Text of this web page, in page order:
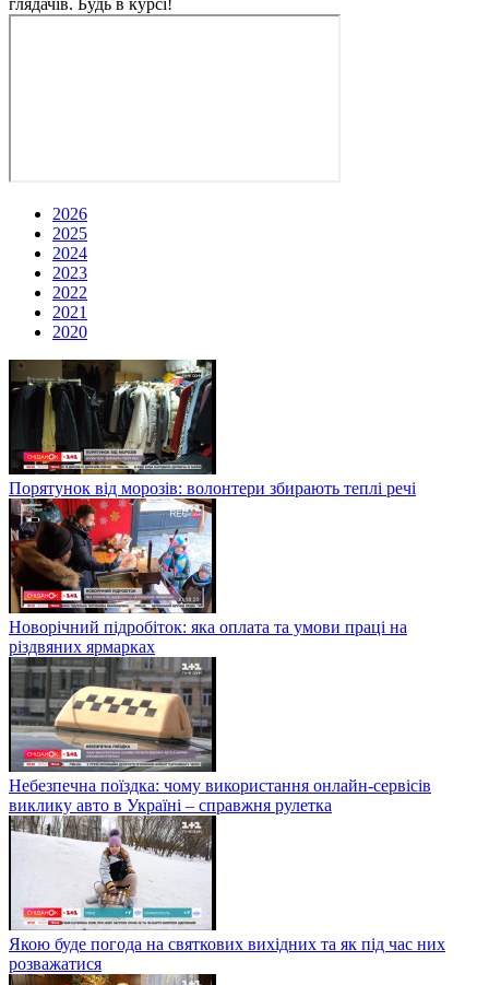
2026
2025
2024
2023
2022
2021
2020
Порятунок від морозів: волонтери збирають теплі речі
Новорічний підробіток: яка оплата та умови праці на
різдвяних ярмарках
Небезпечна поїздка: чому використання онлайн-сервісів
виклику авто в Україні – справжня рулетка
Якою буде погода на святкових вихідних та як під час них
розважатися